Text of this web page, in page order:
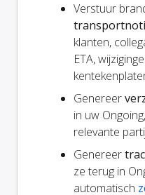
Verstuur
klanten,
ETA,
Genereer
in uw
relevante
Genereer
ze terug in
automatisch